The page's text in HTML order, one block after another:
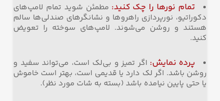
تمام نورها را چک کنید: مطمئن شوید تمام لامپ‌های
دکوراتیو، نورپردازی راهروها و نشانگرهای صندلی‌ها سالم
هستند و روشن می‌شوند. لامپ‌های سوخته را تعویض
کنید.
پرده نمایش: اگر تمیز و بی‌لک است، می‌تواند سفید و
روشن باشد. اگر لک دارد یا قدیمی است، بهتر است خاموش
یا حتی پایین نیامده باشد (بسته به شات مورد نظر).